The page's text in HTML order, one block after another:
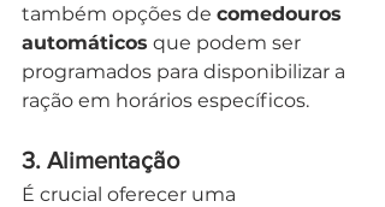
também opções de comedouros
automáticos que podem ser
programados para disponibilizar a
ração em horários específicos.
3. Alimentação
É crucial oferecer uma